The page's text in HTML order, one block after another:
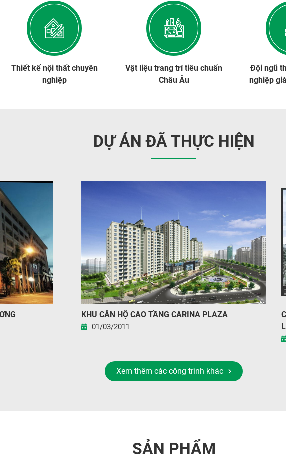
Thiết kế nội thất chuyên
nghiệp
Vật liệu trang trí tiêu chuẩn
Châu Âu
Đội ngũ
nghiệp
DỰ ÁN ĐÃ THỰC HIỆN
KHU CĂN HỘ CAO TẦNG CARINA PLAZA
01/03/2011
Xem thêm các công trình khác
SẢN PHẨM